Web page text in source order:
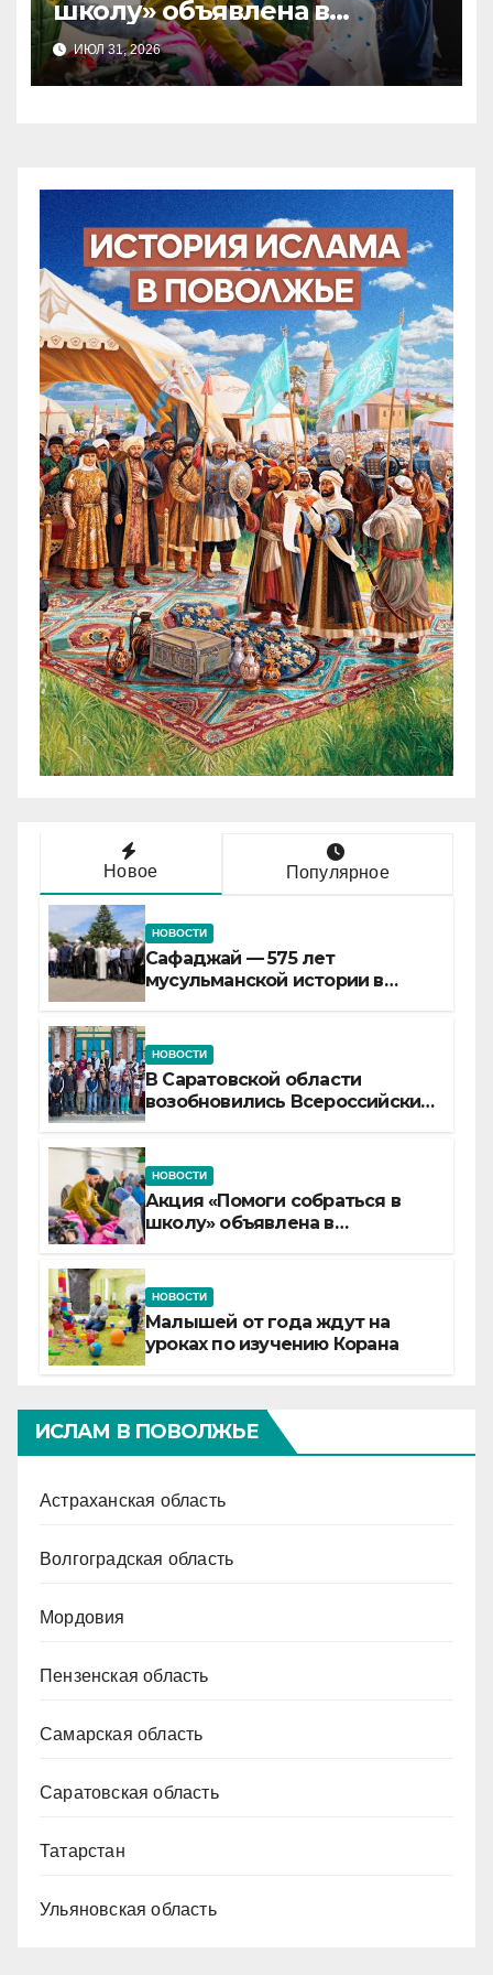
школу» объявлена в
Татарстане
ИЮЛ 31, 2026
Новое Популярное
НОВОСТИ
Сафаджай — 575 лет
мусульманской истории в
НОВОСТИ
В Саратовской области
возобновились Всероссийские
НОВОСТИ
Акция «Помоги собраться в
школу» объявлена в
НОВОСТИ
Малышей от года ждут на
уроках по изучению Корана
ИСЛАМ В ПОВОЛЖЬЕ
Астраханская область
Волгоградская область
Мордовия
Пензенская область
Самарская область
Саратовская область
Татарстан
Ульяновская область